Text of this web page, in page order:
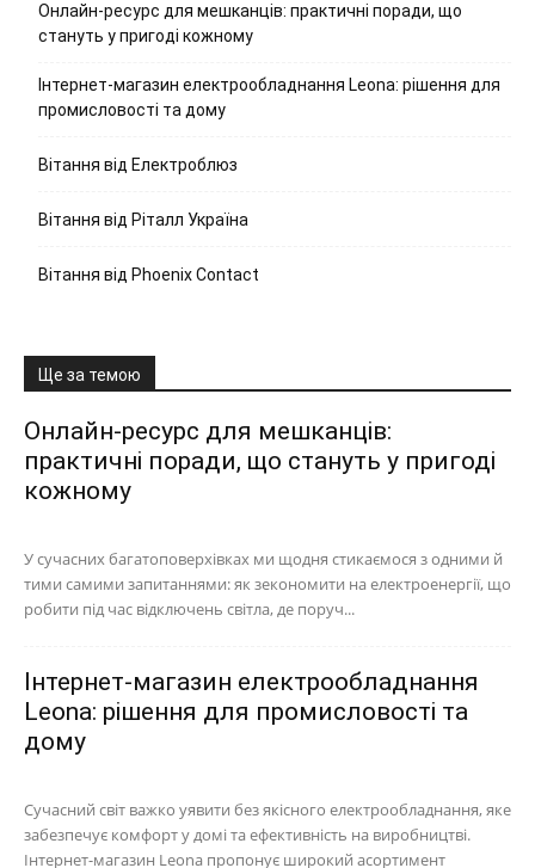
Онлайн-ресурс для мешканців: практичні поради, що
стануть у пригоді кожному
Інтернет-магазин електрообладнання Leona: рішення для
промисловості та дому
Вітання від Електроблюз
Вітання від Ріталл Україна
Вітання від Phoenix Contact
Ще за темою
Онлайн-ресурс для мешканців:
практичні поради, що стануть у пригоді
кожному
У сучасних багатоповерхівках ми щодня стикаємося з одними й
тими самими запитаннями: як зекономити на електроенергії, що
робити під час відключень світла, де поруч...
Інтернет-магазин електрообладнання
Leona: рішення для промисловості та
дому
Сучасний світ важко уявити без якісного електрообладнання, яке
забезпечує комфорт у домі та ефективність на виробництві.
Інтернет-магазин Leona пропонує широкий асортимент